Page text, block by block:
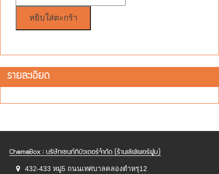
หยิบใส่ตะกร้า
รายละเอียด
ChemeBox : บริษัทเซนท์ทิบิวเตอร์จำกัด (ร้านเลิฟเพอร์ฟูม)
432-433 หมู่5 ถนนเทศบาลคลองตำหรุ12